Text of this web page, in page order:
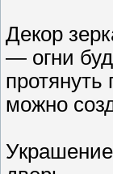
Декор
— огни
протянуть
можно